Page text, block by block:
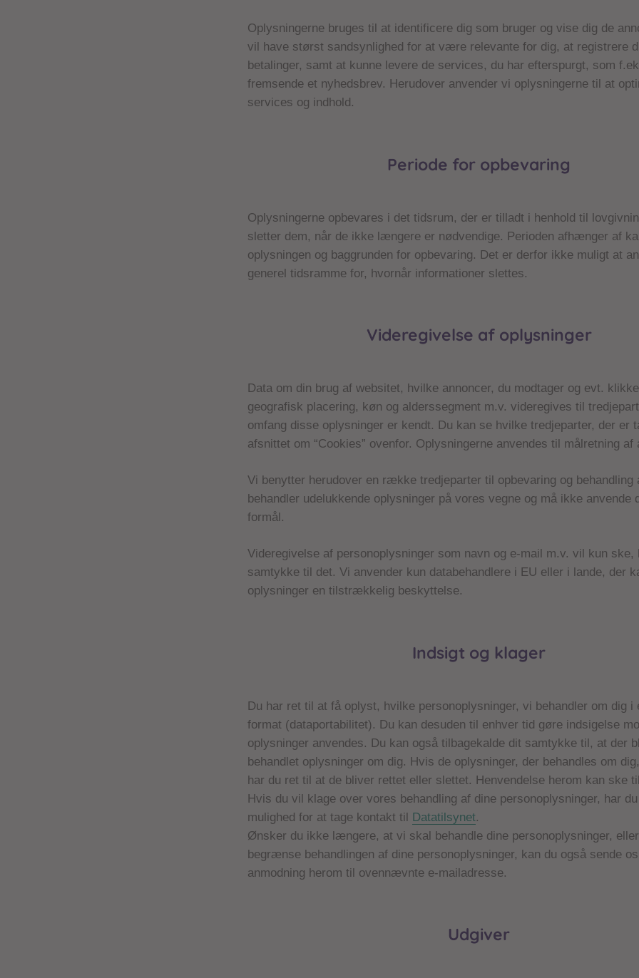
Oplysningerne bruges til at identificere dig som bruger og vise dig de
vil have størst sandsynlighed for at være relevante for dig, at registrere
betalinger, samt at kunne levere de services, du har efterspurgt, som
fremsende et nyhedsbrev. Herudover anvender vi oplysningerne til at
services og indhold.
Periode for opbevaring
Oplysningerne opbevares i det tidsrum, der er tilladt i henhold til
sletter dem, når de ikke længere er nødvendige. Perioden afhænger af
oplysningen og baggrunden for opbevaring. Det er derfor ikke muligt at
generel tidsramme for, hvornår informationer slettes.
Videregivelse af oplysninger
Data om din brug af websitet, hvilke annoncer, du modtager og evt.
geografisk placering, køn og alderssegment m.v. videregives til
omfang disse oplysninger er kendt. Du kan se hvilke tredjeparter, der er
afsnittet om “Cookies” ovenfor. Oplysningerne anvendes til målretning af
Vi benytter herudover en række tredjeparter til opbevaring og behandling
behandler udelukkende oplysninger på vores vegne og må ikke anvende
formål.
Videregivelse af personoplysninger som navn og e-mail m.v. vil kun ske,
samtykke til det. Vi anvender kun databehandlere i EU eller i lande, der
oplysninger en tilstrækkelig beskyttelse.
Indsigt og klager
Du har ret til at få oplyst, hvilke personoplysninger, vi behandler om dig i
format (dataportabilitet). Du kan desuden til enhver tid gøre indsigelse
oplysninger anvendes. Du kan også tilbagekalde dit samtykke til, at der
behandlet oplysninger om dig. Hvis de oplysninger, der behandles om
har du ret til at de bliver rettet eller slettet. Henvendelse herom kan ske
Hvis du vil klage over vores behandling af dine personoplysninger, har
mulighed for at tage kontakt til Datatilsynet.
Ønsker du ikke længere, at vi skal behandle dine personoplysninger,
begrænse behandlingen af dine personoplysninger, kan du også sende
anmodning herom til ovennævnte e-mailadresse.
Udgiver